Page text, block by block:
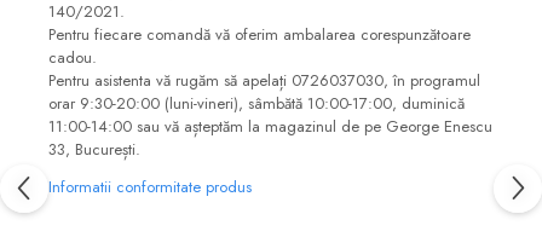
140/2021.
Pentru fiecare comandă vă oferim ambalarea corespunzătoare
cadou.
Pentru asistenta vă rugăm să apelați 0726037030, în programul
orar 9:30-20:00 (luni-vineri), sâmbătă 10:00-17:00, duminică
11:00-14:00 sau vă așteptăm la magazinul de pe George Enescu
33, București.
Informatii conformitate produs